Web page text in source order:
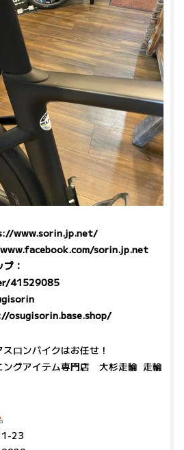
www.sorin.jp.net/
sorin.jp.net
：
41529085
osugisorin.base.shop/
ロンバイクはお任せ！
ングアイテム専門店 大杉走輪 走輪
23